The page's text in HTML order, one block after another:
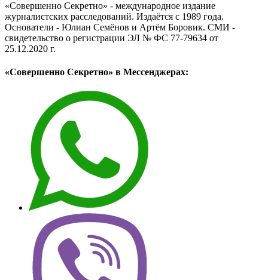
«Совершенно Секретно» - международное издание
журналистских расследований. Издаётся с 1989 года.
Основатели - Юлиан Семёнов и Артём Боровик. CМИ -
свидетельство о регистрации ЭЛ № ФС 77-79634 от
25.12.2020 г.
«Совершенно Секретно» в Мессенджерах: